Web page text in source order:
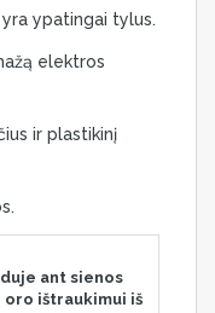
ypatingai tylus.
elektros
ir plastikinį
ant sienos
oro ištraukimui iš